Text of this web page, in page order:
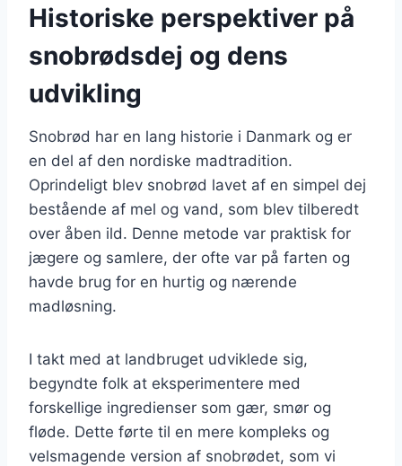
Historiske perspektiver på
snobrødsdej og dens
udvikling
Snobrød har en lang historie i Danmark og er
en del af den nordiske madtradition.
Oprindeligt blev snobrød lavet af en simpel dej
bestående af mel og vand, som blev tilberedt
over åben ild. Denne metode var praktisk for
jægere og samlere, der ofte var på farten og
havde brug for en hurtig og nærende
madløsning.
I takt med at landbruget udviklede sig,
begyndte folk at eksperimentere med
forskellige ingredienser som gær, smør og
fløde. Dette førte til en mere kompleks og
velsmagende version af snobrødet, som vi